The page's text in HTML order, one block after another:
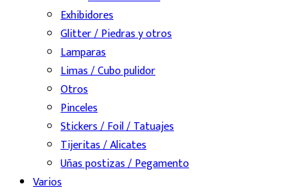
Exhibidores
Glitter / Piedras y otros
Lamparas
Limas / Cubo pulidor
Otros
Pinceles
Stickers / Foil / Tatuajes
Tijeritas / Alicates
Uñas postizas / Pegamento
Varios